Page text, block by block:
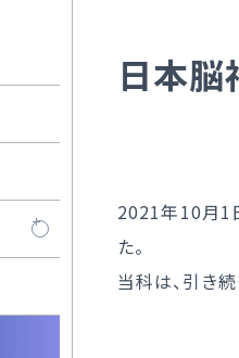
当院の
外国
選定療
放射線治
日本脳
2021年10月1
た。
当科は、引き